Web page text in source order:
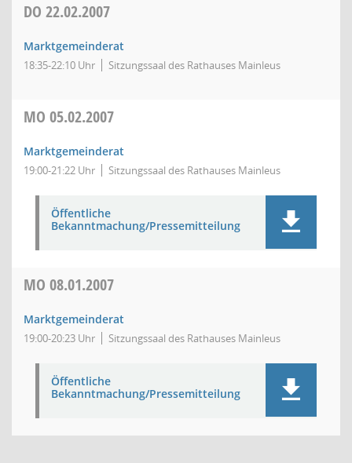
DO 22.02.2007
Marktgemeinderat
18:35-22:10 Uhr Sitzungssaal des Rathauses Mainleus
MO 05.02.2007
Marktgemeinderat
19:00-21:22 Uhr Sitzungssaal des Rathauses Mainleus
Öffentliche
Bekanntmachung/Pressemitteilung
MO 08.01.2007
Marktgemeinderat
19:00-20:23 Uhr Sitzungssaal des Rathauses Mainleus
Öffentliche
Bekanntmachung/Pressemitteilung